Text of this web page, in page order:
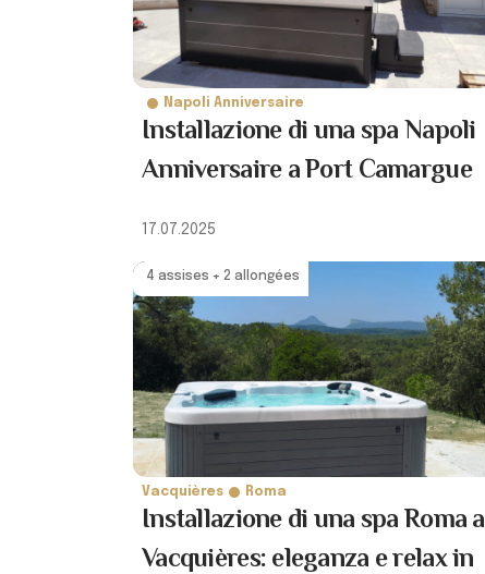
Napoli Anniversaire
Installazione di una spa Napoli
Anniversaire a Port Camargue
17.07.2025
4 assises + 2 allongées
Vacquières Roma
Installazione di una spa Roma a
Vacquières: eleganza e relax in